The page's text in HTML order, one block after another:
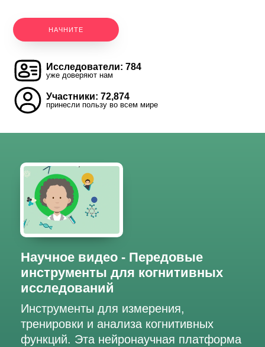
НАЧНИТЕ
Исследователи: 784
уже доверяют нам
Участники: 72,874
принесли пользу во всем мире
Научное видео - Передовые
инструменты для когнитивных
исследований
Инструменты для измерения,
тренировки и анализа когнитивных
функций. Эта нейронаучная платформа